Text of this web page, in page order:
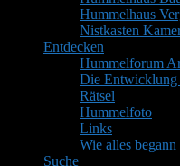
Hummelhaus
Nistkasten
Entdecken
Hummelforum
Die Entwicklung
Rätsel
Hummelfoto
Links
Wie alles begann
Suche